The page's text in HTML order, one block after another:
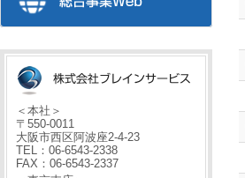
＜本社＞
〒550-0011
大阪市西区阿波座2-4-23
TEL：06-6543-2338
FAX：06-6543-2337